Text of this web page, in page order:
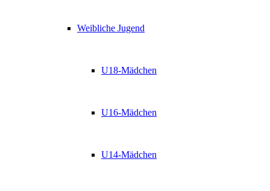
Weibliche Jugend
U18-Mädchen
U16-Mädchen
U14-Mädchen